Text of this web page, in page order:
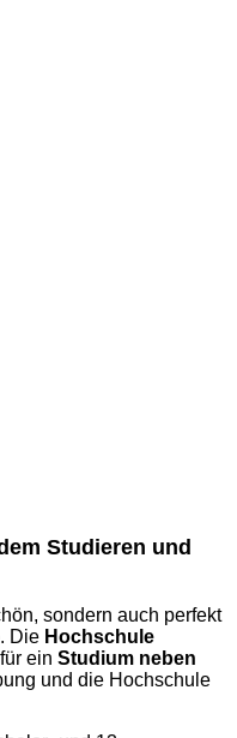
Studieren und
sondern auch perfekt
Die Hochschule
ein Studium neben
und die Hochschule